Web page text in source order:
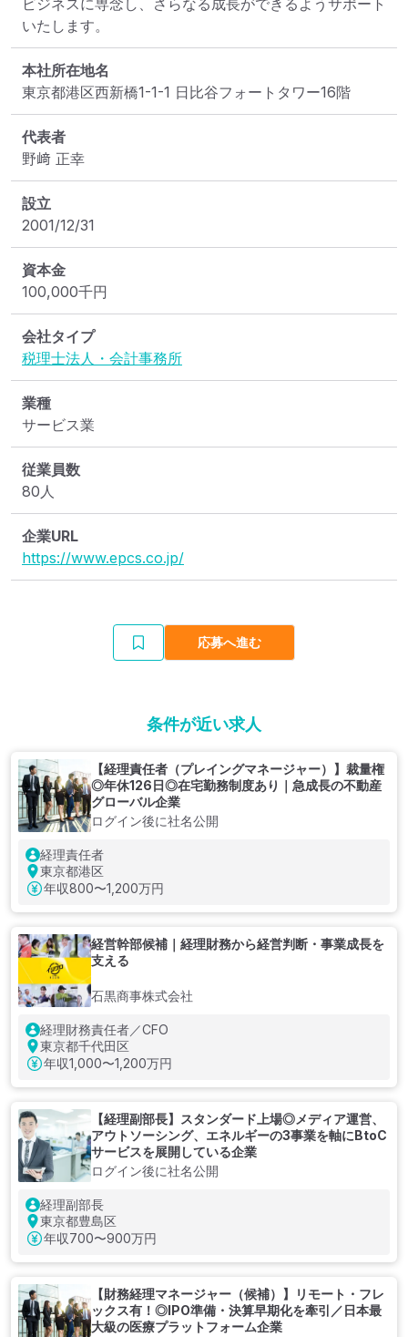
ビジネスに専念し、さらなる成長ができるようサポート
いたします。
本社所在地名
東京都港区西新橋1-1-1 日比谷フォートタワー16階
代表者
野﨑 正幸
設立
2001/12/31
資本金
100,000千円
会社タイプ
税理士法人・会計事務所
業種
サービス業
従業員数
80人
企業URL
https://www.epcs.co.jp/
応募へ進む
条件が近い求人
【経理責任者（プレイングマネージャー）】裁量権
◎年休126日◎在宅勤務制度あり｜急成長の不動産
グローバル企業
ログイン後に社名公開
経理責任者
東京都港区
年収800〜1,200万円
経営幹部候補｜経理財務から経営判断・事業成長を
支える
石黒商事株式会社
経理財務責任者／CFO
東京都千代田区
年収1,000〜1,200万円
【経理副部長】スタンダード上場◎メディア運営、
アウトソーシング、エネルギーの3事業を軸にBtoC
サービスを展開している企業
ログイン後に社名公開
経理副部長
東京都豊島区
年収700〜900万円
【財務経理マネージャー（候補）】リモート・フレ
ックス有！◎IPO準備・決算早期化を牽引／日本最
大級の医療プラットフォーム企業